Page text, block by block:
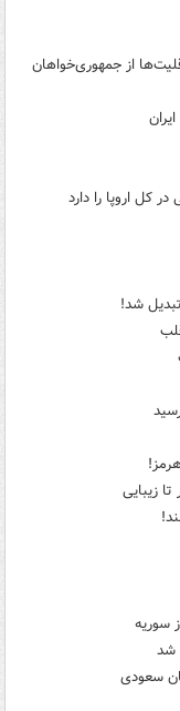
از جمهوری‌خواهان
کل اروپا را دارد
تبدیل شد!
زیبایی
سوریه
شد
سعودی